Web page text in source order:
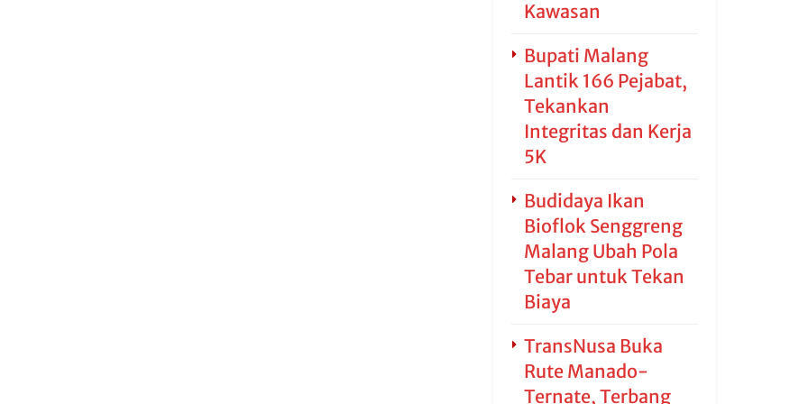
Kawasan
Bupati Malang
Lantik 166 Pejabat,
Tekankan
Integritas dan Kerja
5K
Budidaya Ikan
Bioflok Senggreng
Malang Ubah Pola
Tebar untuk Tekan
Biaya
TransNusa Buka
Rute Manado-
Ternate, Terbang